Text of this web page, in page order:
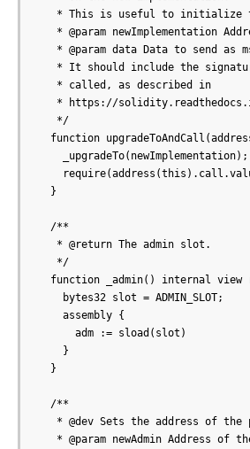
* This is useful to initialize
* @param newImplementation
* @param data Data to send as
* It should include the
   * called, as described in
* https://
   */
function
    _upgradeTo(newImplementation);
  }
  /**
   * @return The admin slot.
   */
function _admin() internal view
    bytes32 slot = ADMIN_SLOT;
    assembly {
      adm := sload(slot)
    }
  }
  /**
* @dev Sets the address of the
* @param newAdmin Address of